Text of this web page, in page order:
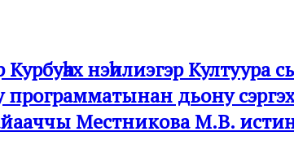
нэһилиэгэр
дьону
Местникова М.В.